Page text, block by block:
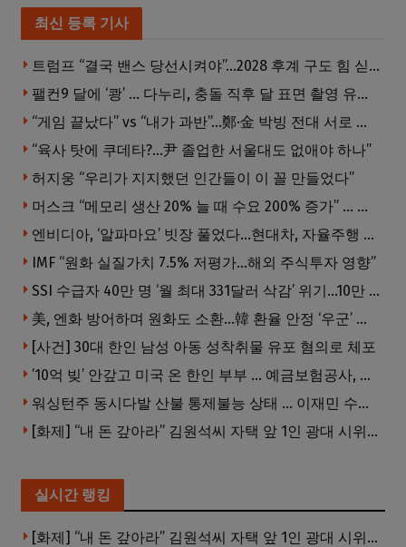
최신 등록 기사
트럼프 “결국 밴스 당선시켜야”…2028 후계 구도 힘 싣나
팰컨9 달에 ‘쾅’ … 다누리, 충돌 직후 달 표면 촬영 유일 탐사선
“게임 끝났다” vs “내가 과반”…鄭·金 박빙 전대 서로 우위 주장
“육사 탓에 쿠데타?…尹 졸업한 서울대도 없애야 하나”
허지웅 “우리가 지지했던 인간들이 이 꼴 만들었다”
머스크 “메모리 생산 20% 늘 때 수요 200% 증가” … 반도체 매출 1조달러 눈 앞
엔비디아, ‘알파마요’ 빗장 풀었다…현대차, 자율주행 속도내나
IMF “원화 실질가치 7.5% 저평가…해외 주식투자 영향”
SSI 수급자 40만 명 ‘월 최대 331달러 삭감’ 위기…10만 명은 수급자격 상실
美, 엔화 방어하며 원화도 소환…韓 환율 안정 ‘우군’ 되나
[사건] 30대 한인 남성 아동 성착취물 유포 혐의로 체포
’10억 빚’ 안갚고 미국 온 한인 부부 … 예금보험공사, 미국서 소송
워싱턴주 동시다발 산불 통제불능 상태 … 이재민 수십만명
[화제] “내 돈 갚아라” 김원석씨 자택 앞 1인 광대 시위 … 한인 투자사, “108만 달러 못받아”
실시간 랭킹
[화제] “내 돈 갚아라” 김원석씨 자택 앞 1인 광대 시위 … 한인 투자사, “108만 달러 못받아”